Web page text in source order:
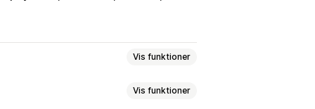
Vis funktioner
Vis funktioner